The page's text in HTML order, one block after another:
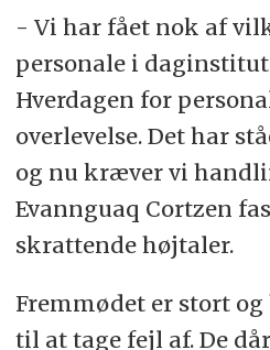
- Vi har fået nok af
personale i
Hverdagen for
overlevelse. Det har
og nu kræver vi
Evannguaq Cortzen
skrattende højtaler.
Fremmødet er stort
til at tage fejl af. De